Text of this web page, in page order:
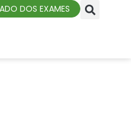
DOS EXAMES